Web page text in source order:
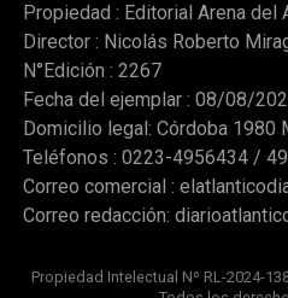
Propiedad : Editorial Arena del
Director : Nicolás Roberto
N°Edición : 2267
Fecha del ejemplar : 08/08/
Domicilio legal: Córdoba 1980
Teléfonos : 0223-4956434 /
Correo comercial :
Correo redacción:
Propiedad Intelectual Nº RL-2024-